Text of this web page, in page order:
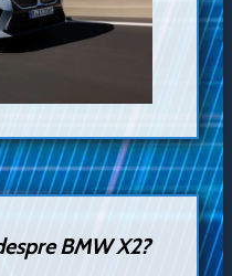
BMW X2?